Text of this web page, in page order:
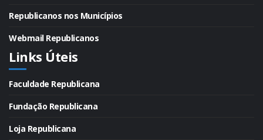
Republicanos nos Municípios
Webmail Republicanos
Links Úteis
Faculdade Republicana
Fundação Republicana
Loja Republicana